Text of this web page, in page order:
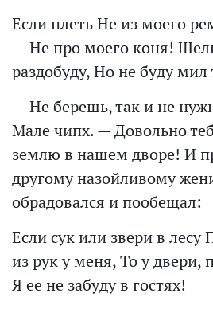
Если плеть Не из моего
— Не про моего коня!
раздобуду, Но не буду
— Не берешь, так и не
Мале чипх. — Довольно
землю в нашем дворе! И
другому назойливому
обрадовался и пообещал:
Если сук или звери в лесу
из рук у меня, То у двери,
Я ее не забуду в гостях!